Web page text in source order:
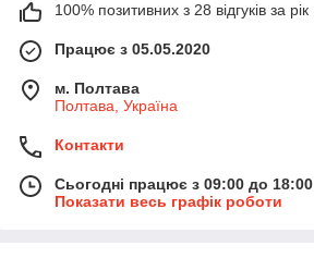
100% позитивних з 28 відгуків за рік
Працює з 05.05.2020
м. Полтава
Полтава, Україна
Контакти
Сьогодні працює з 09:00 до 18:00
Показати весь графік роботи